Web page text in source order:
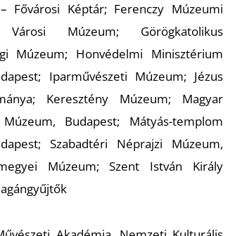
Fővárosi Képtár; Ferenczy Múzeumi
Múzeum; Görögkatolikus
Múzeum; Honvédelmi Minisztérium
Iparművészeti Múzeum; Jézus
Keresztény Múzeum; Magyar
Budapest; Mátyás-templom
Szabadtéri Néprajzi Múzeum,
Múzeum; Szent István Király